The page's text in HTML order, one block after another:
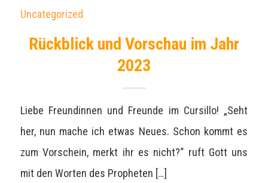
Uncategorized
Rückblick und Vorschau im Jahr
2023
Liebe Freundinnen und Freunde im Cursillo! „Seht
her, nun mache ich etwas Neues. Schon kommt es
zum Vorschein, merkt ihr es nicht?“ ruft Gott uns
mit den Worten des Propheten […]